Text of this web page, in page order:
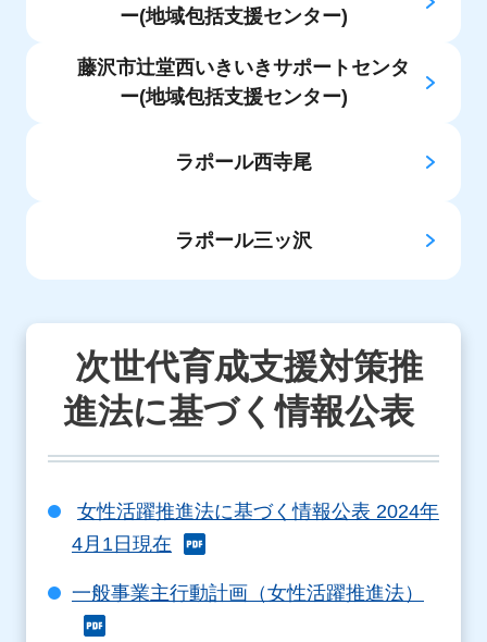
ー(地域包括支援センター)
藤沢市辻堂西いきいきサポートセンタ
ー(地域包括支援センター)
ラポール西寺尾
ラポール三ッ沢
次世代育成支援対策推
進法に基づく情報公表
女性活躍推進法に基づく情報公表 2024年
4月1日現在
一般事業主行動計画（女性活躍推進法）